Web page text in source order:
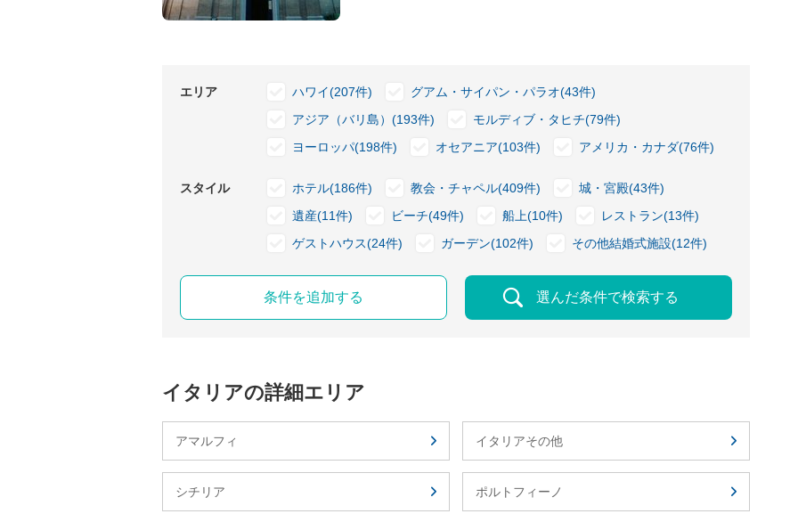
エリア ハワイ(207件)
グアム・サイパン・パラオ(43件)
アジア（バリ島）(193件)
モルディブ・タヒチ(79件)
ヨーロッパ(198件)
オセアニア(103件) アメリカ・カナダ(76件)
スタイル ホテル(186件) 教会・チャペル(409件)
城・宮殿(43件)
遺産(11件)
ビーチ(49件) 船上(10件)
レストラン(13件)
ゲストハウス(24件)
ガーデン(102件) その他結婚式施設(12件)
条件を追加する 選んだ条件で検索する
イタリアの詳細エリア
アマルフィ イタリアその他
シチリア ポルトフィーノ